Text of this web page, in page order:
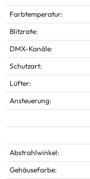
Farbtemperatur:
Blitzrate:
DMX-Kanäle:
Schutzart:
Lüfter:
Ansteuerung:
Abstrahlwinkel:
Gehäusefarbe: